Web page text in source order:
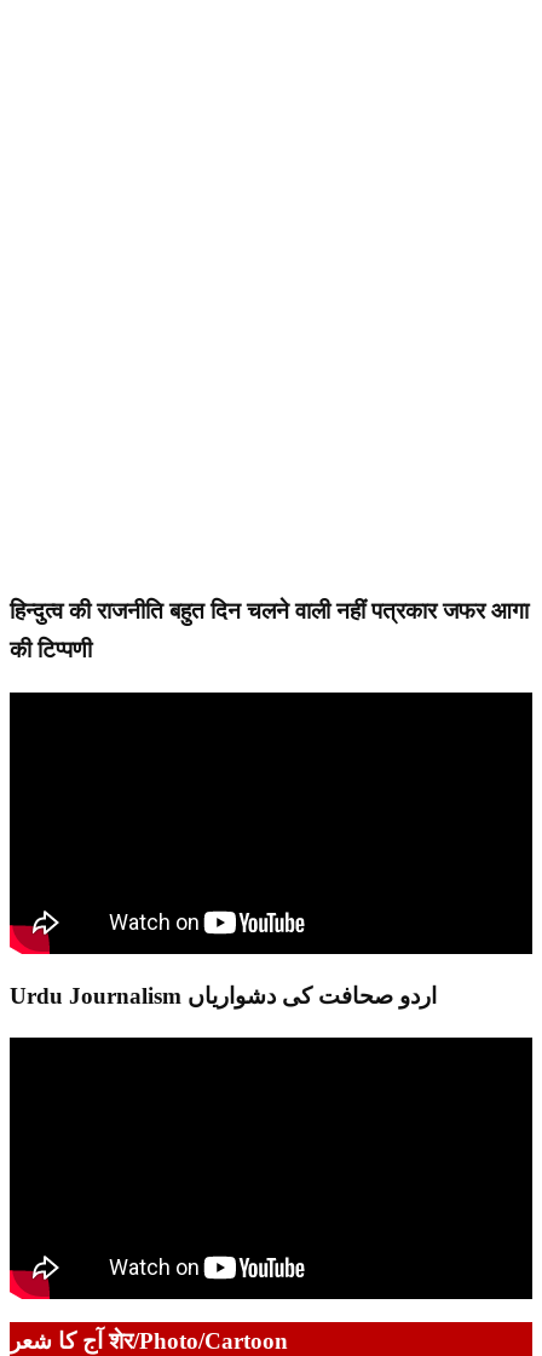
हिन्दुत्व की राजनीति बहुत दिन चलने वाली नहीं पत्रकार जफर आगा
की टिप्पणी
Urdu Journalism اردو صحافت کی دشواریاں
آج کا شعر शेर/Photo/Cartoon